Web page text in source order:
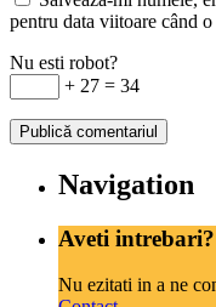
pentru data viitoare când o
Nu esti robot?
+ 27 = 34
Navigation
Aveti intrebari?
Nu ezitati in a ne